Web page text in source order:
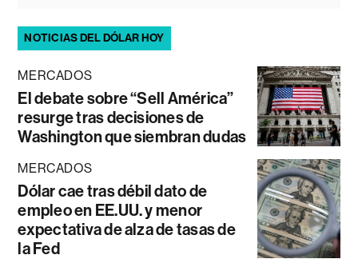
NOTICIAS DEL DÓLAR HOY
MERCADOS
El debate sobre “Sell América”
resurge tras decisiones de
Washington que siembran dudas
MERCADOS
Dólar cae tras débil dato de
empleo en EE.UU. y menor
expectativa de alza de tasas de
la Fed